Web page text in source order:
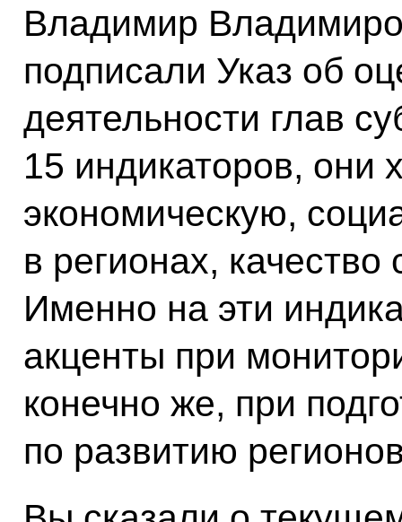
Владимир
подписали Указ об
деятельности глав
15 индикаторов, они
экономическую,
в регионах,
Именно на эти
акценты при
конечно же, при
по развитию